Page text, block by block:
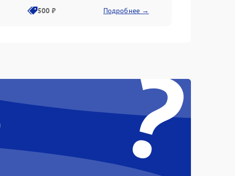
500 ₽ Подробнее →
?